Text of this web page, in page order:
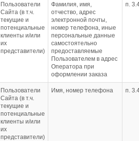
Пользователи
Сайта (в т.ч.
текущие и
потенциальные
клиенты и/или
их
представители)
Фамилия, имя,
отчество, адрес
электронной почты,
номер телефона, иные
персональные данные
самостоятельно
предоставляемые
Пользователем в адрес
Оператора при
оформлении заказа
п.
Пользователи
Сайта (в т.ч.
текущие и
потенциальные
клиенты и/или
их
представители)
Имя, номер телефона п.